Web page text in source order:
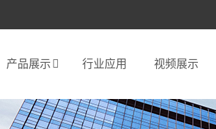
产品展示 行业应用 视频展示